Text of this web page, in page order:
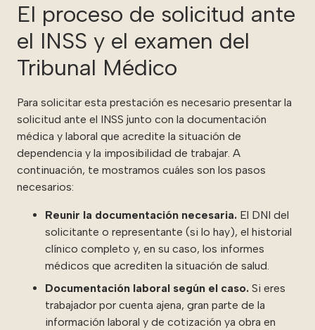
El proceso de solicitud ante
el INSS y el examen del
Tribunal Médico
Para solicitar esta prestación es necesario presentar la
solicitud ante el INSS junto con la documentación
médica y laboral que acredite la situación de
dependencia y la imposibilidad de trabajar. A
continuación, te mostramos cuáles son los pasos
necesarios:
Reunir la documentación necesaria. El DNI del
solicitante o representante (si lo hay), el historial
clínico completo y, en su caso, los informes
médicos que acrediten la situación de salud.
Documentación laboral según el caso. Si eres
trabajador por cuenta ajena, gran parte de la
información laboral y de cotización ya obra en